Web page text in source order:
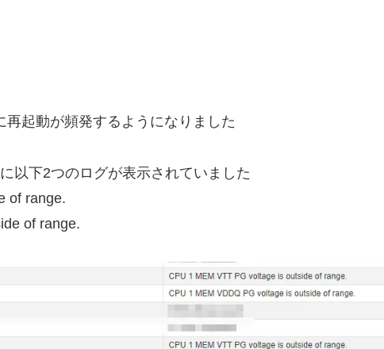
起動が頻発するようになりました
以下2つのログが表示されていました
of range.
of range.